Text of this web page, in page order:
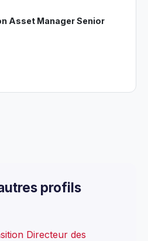
Asset Manager Senior
profils
Directeur des